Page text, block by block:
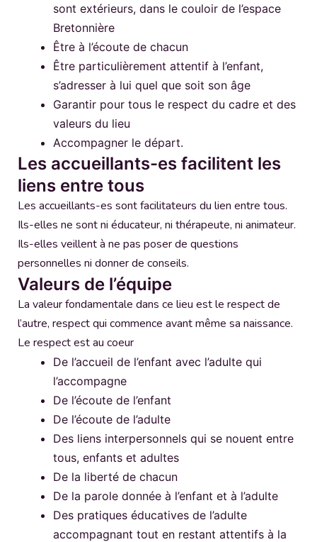
sont extérieurs, dans le couloir de l’espace
Bretonnière
Être à l’écoute de chacun
Être particulièrement attentif à l’enfant,
s’adresser à lui quel que soit son âge
Garantir pour tous le respect du cadre et des
valeurs du lieu
Accompagner le départ.
Les accueillants-es facilitent les
liens entre tous
Les accueillants-es sont facilitateurs du lien entre tous.
Ils-elles ne sont ni éducateur, ni thérapeute, ni animateur.
Ils-elles veillent à ne pas poser de questions
personnelles ni donner de conseils.
Valeurs de l’équipe
La valeur fondamentale dans ce lieu est le respect de
l’autre, respect qui commence avant même sa naissance.
Le respect est au coeur
De l’accueil de l’enfant avec l’adulte qui
l’accompagne
De l’écoute de l’enfant
De l’écoute de l’adulte
Des liens interpersonnels qui se nouent entre
tous, enfants et adultes
De la liberté de chacun
De la parole donnée à l’enfant et à l’adulte
Des pratiques éducatives de l’adulte
accompagnant tout en restant attentifs à la